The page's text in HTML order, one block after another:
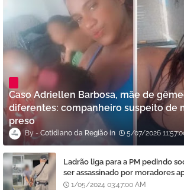
Caso Adriellen Barbosa, mãe de
diferentes: companheiro suspeito de
preso
Cotidiano da Região 5/07/2026
Ladrão liga para a PM pedindo
ser assassinado por moradores
diz polícia
1/05/2024 03:47:00 AM